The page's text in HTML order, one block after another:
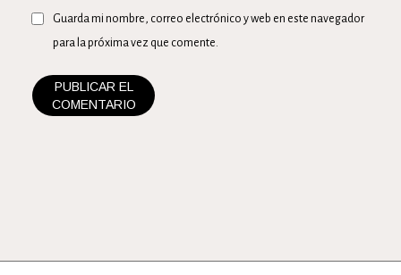
Guarda mi nombre, correo electrónico y web en este navegador
para la próxima vez que comente.
PUBLICAR EL
COMENTARIO